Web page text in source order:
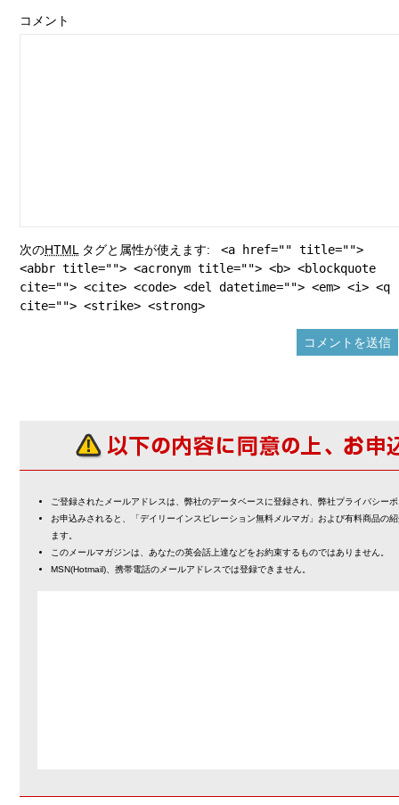
コメント
次のHTML タグと属性が使えます:
<a href="" title="">
<abbr title=""> <acronym title=""> <b> <blockquote
cite=""> <cite> <code> <del datetime=""> <em> <i> <q
cite=""> <strike> <strong>
ご登録されたメールアドレスは、弊社のデータベースに登録され、弊社プライバシー
お申込みされると、「デイリーインスピレーション無料メルマガ」および有料商品の
ます。
このメールマガジンは、あなたの英会話上達などをお約束するものではありません。
MSN(Hotmail)、携帯電話のメールアドレスでは登録できません。